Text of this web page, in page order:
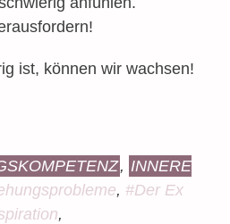
ist, können wir wachsen!
, INNERE
, #Der Ex
,